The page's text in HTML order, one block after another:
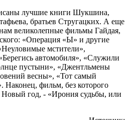
лучшие книги Шукшина,
братьев Стругацких. А еще
великолепные фильмы Гайдая,
«Операция «Ы» и другие
мстители»,
автомобиля», «Служили
пустыни», «Джентльмены
весны», «Тот самый
фильм, без которого
год, - «Ирония судьбы, или